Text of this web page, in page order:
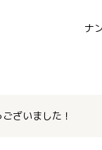
ナ
ざいました！